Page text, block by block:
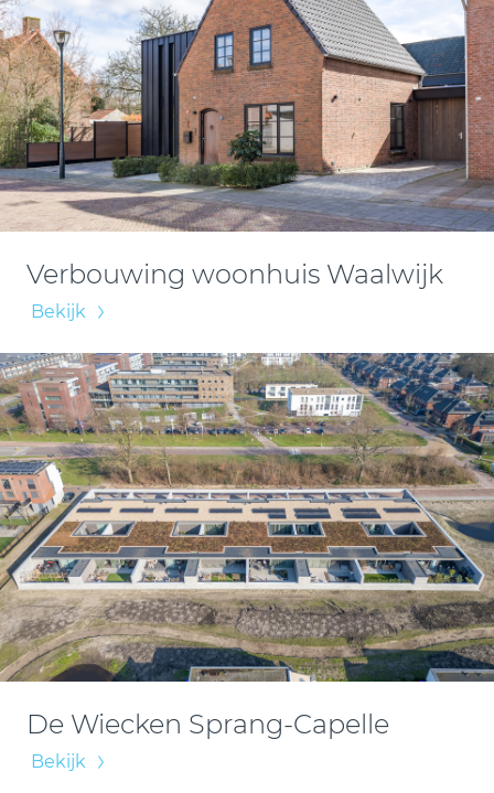
Verbouwing woonhuis Waalwijk
Bekijk
De Wiecken Sprang-Capelle
Bekijk